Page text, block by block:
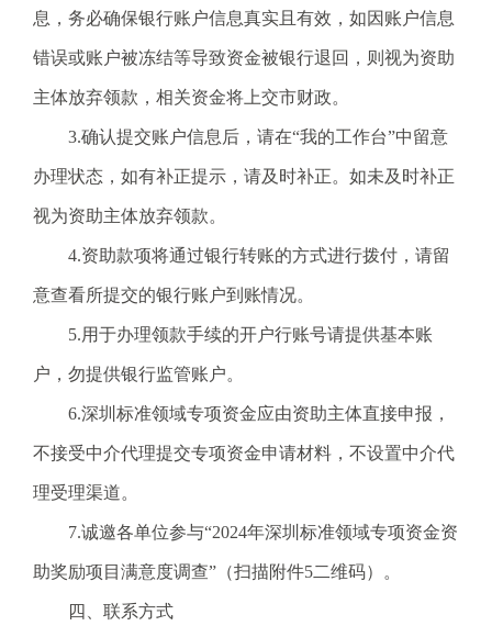
息，务必确保银行账户信息真实且有效，如因账户信息
错误或账户被冻结等导致资金被银行退回，则视为资助
主体放弃领款，相关资金将上交市财政。
3.确认提交账户信息后，请在“我的工作台”中留意
办理状态，如有补正提示，请及时补正。如未及时补正
视为资助主体放弃领款。
4.资助款项将通过银行转账的方式进行拨付，请留
意查看所提交的银行账户到账情况。
5.用于办理领款手续的开户行账号请提供基本账
户，勿提供银行监管账户。
6.深圳标准领域专项资金应由资助主体直接申报，
不接受中介代理提交专项资金申请材料，不设置中介代
理受理渠道。
7.诚邀各单位参与“2024年深圳标准领域专项资金资
助奖励项目满意度调查”（扫描附件5二维码）。
四、联系方式